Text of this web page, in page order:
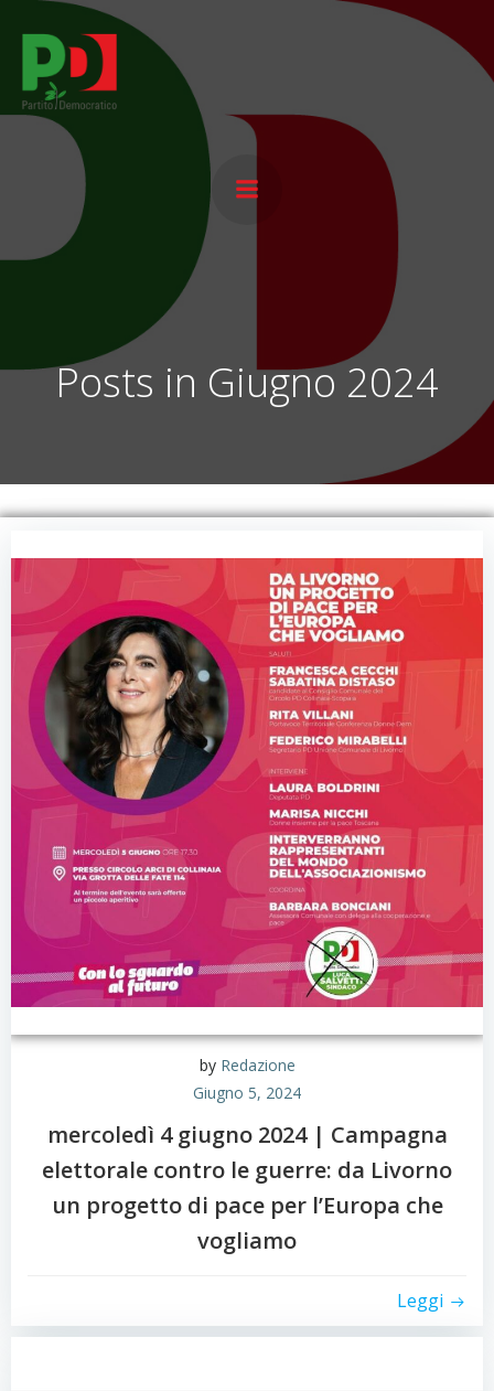
Posts in Giugno 2024
by Redazione
Giugno 5, 2024
mercoledì 4 giugno 2024 | Campagna
elettorale contro le guerre: da Livorno
un progetto di pace per l’Europa che
vogliamo
Leggi